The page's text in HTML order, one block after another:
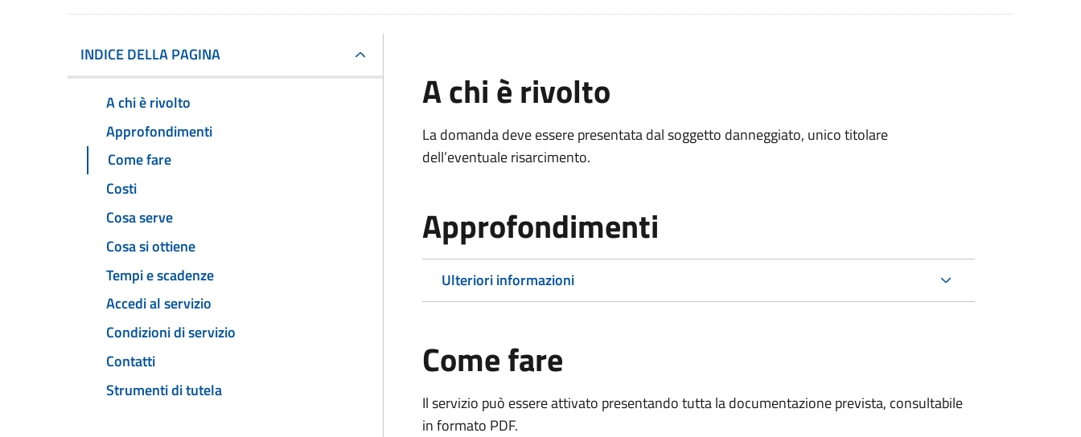
INDICE DELLA PAGINA
A chi è rivolto
Approfondimenti
Come fare
Costi
Cosa serve
Cosa si ottiene
Tempi e scadenze
Accedi al servizio
Condizioni di servizio
Contatti
Strumenti di tutela
A chi è rivolto
La domanda deve essere presentata dal soggetto danneggiato, unico titolare
dell’eventuale risarcimento.
Approfondimenti
Ulteriori informazioni
Come fare
Il servizio può essere attivato presentando tutta la documentazione prevista, consultabile
in formato PDF.